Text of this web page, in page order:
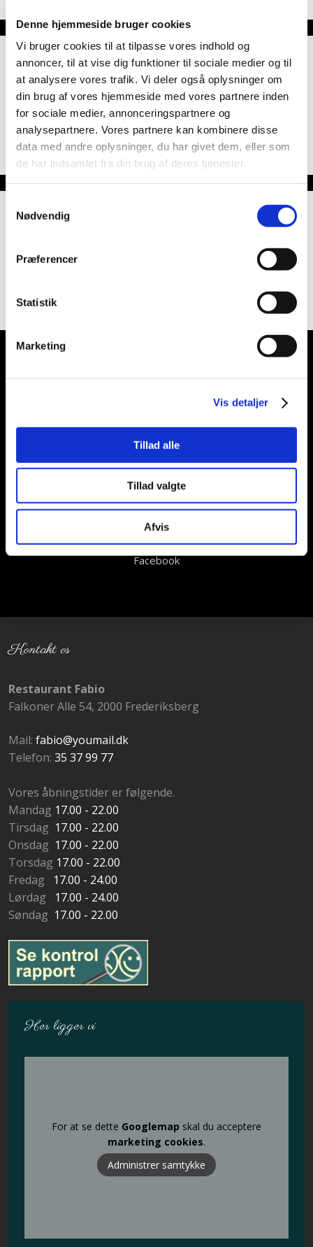
Denne hjemmeside bruger cookies
Vi bruger cookies til at tilpasse vores indhold og
annoncer, til at vise dig funktioner til sociale medier og til
at analysere vores trafik. Vi deler også oplysninger om
din brug af vores hjemmeside med vores partnere inden
for sociale medier, annonceringspartnere og
analysepartnere. Vores partnere kan kombinere disse
data med andre oplysninger, du har givet dem, eller som
de har indsamlet fra din brug af deres tjenester.
Nødvendig
Præferencer
Statistik
Marketing
Vis detaljer
Tillad alle
Tillad valgte
Afvis
"Simple as that!"
Best place in town - Simple as that!
Sonny Holm
Very nice food. Very recommendable
Michael Low
Facebook
Kontakt os
Restaurant Fabio
​Falkoner Alle 54, 2000 Frederiksberg
Mail: fabio@youmail.dk
Telefon: ​ 35 37 99 77
Vores ​åbningstider er følgende.
Mandag 17.00 - 22.00
Tirsdag 17.00 - 22.00
Onsdag 17.00 - 22.00
Torsdag 17.00 - 22.00
Fredag
17.00 - 24.00
Lørdag
17.00 - 24.00
Søndag 17.00 - 22.00
Her ligger vi
For at se dette Googlemap skal du acceptere
marketing cookies.
Administrer samtykke